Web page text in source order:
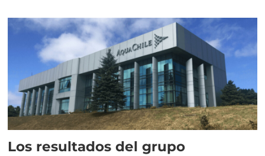
Los resultados del grupo